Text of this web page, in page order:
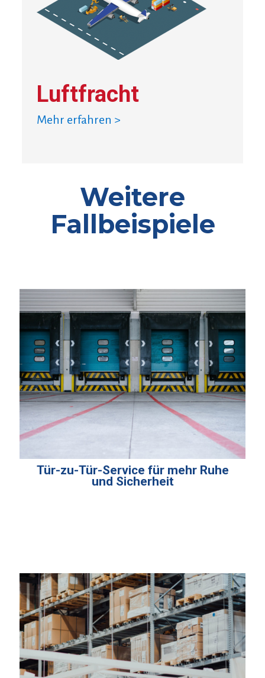
Luftfracht
Mehr erfahren >
Weitere
Fallbeispiele
Tür-zu-Tür-Service für mehr Ruhe
und Sicherheit